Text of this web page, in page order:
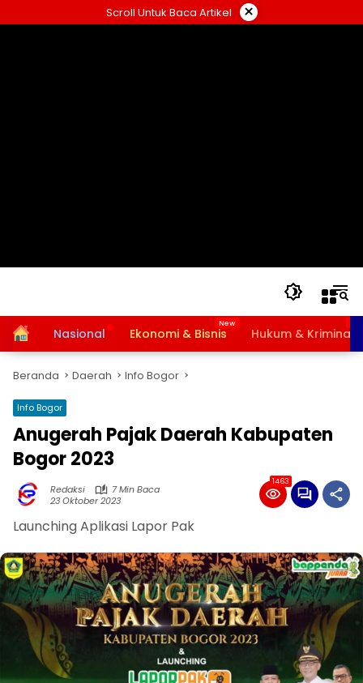
ke
Scroll Untuk Baca Artikel ×
HomeNasional Ekonomi & Bisnis Hukum & Kriminal
Beranda Daerah Info Bogor
Info Bogor
Anugerah Pajak Daerah Kabupaten
Bogor 2023
Redaksi
7 Min Baca
23 Oktober 2023
1463
Launching Aplikasi Lapor Pak